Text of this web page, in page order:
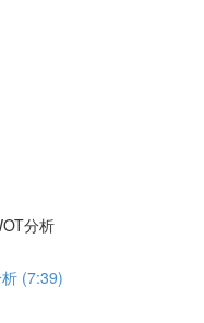
分析
(7:39)